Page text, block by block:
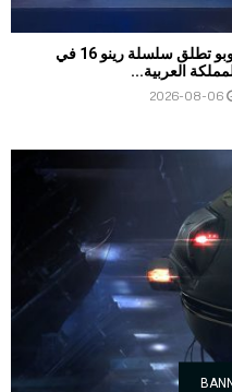
أوبو تطلق سلسلة رينو 16 في
العربية...
2026-08-06